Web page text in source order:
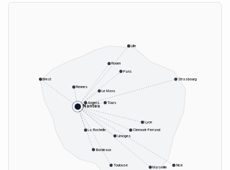
Nantes
Paris
Lyon
Marseille
Toulouse
Bordeaux
Nice
Strasbourg
Lille
Rennes
Angers
Le Mans
Tours
Limoges
Clermont-Ferrand
Rouen
Brest
La Rochelle